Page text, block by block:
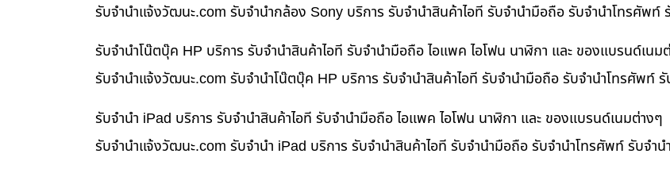
รับจํานําแจ้งวัฒนะ.com รับจำนำกล้อง Sony บริการ รับจำนำสินค้าไอที รับจำนำมือถือ รับจำนำโทรศัพท์
รับจำนำโน๊ตบุ๊ค HP บริการ รับจำนำสินค้าไอที รับจำนำมือถือ ไอแพค ไอโฟน นาฬิกา และ ของแบรนด์เนม
รับจํานําแจ้งวัฒนะ.com รับจำนำโน๊ตบุ๊ค HP บริการ รับจำนำสินค้าไอที รับจำนำมือถือ รับจำนำโทรศัพท์
รับจำนำ iPad บริการ รับจำนำสินค้าไอที รับจำนำมือถือ ไอแพค ไอโฟน นาฬิกา และ ของแบรนด์เนมต่างๆ
รับจํานําแจ้งวัฒนะ.com รับจำนำ iPad บริการ รับจำนำสินค้าไอที รับจำนำมือถือ รับจำนำโทรศัพท์ รับจำ